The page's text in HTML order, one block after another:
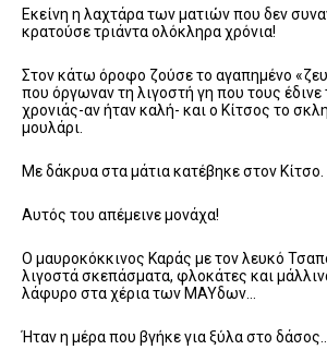
Εκείνη η λαχτάρα των ματιών που δεν
κρατούσε τριάντα ολόκληρα χρόνια!
Στον κάτω όροφο ζούσε το αγαπημένο
που όργωναν τη λιγοστή γη που τους
χρονιάς-αν ήταν καλή- και ο Κίτσος το
μουλάρι.
Με δάκρυα στα μάτια κατέβηκε στον Κίτσο.
Αυτός του απέμεινε μονάχα!
Ο μαυροκόκκινος Καράς με τον λευκό
λιγοστά σκεπάσματα, φλοκάτες και
λάφυρο στα χέρια των ΜΑΥδων…
Ήταν η μέρα που βγήκε για ξύλα στο δάσος…